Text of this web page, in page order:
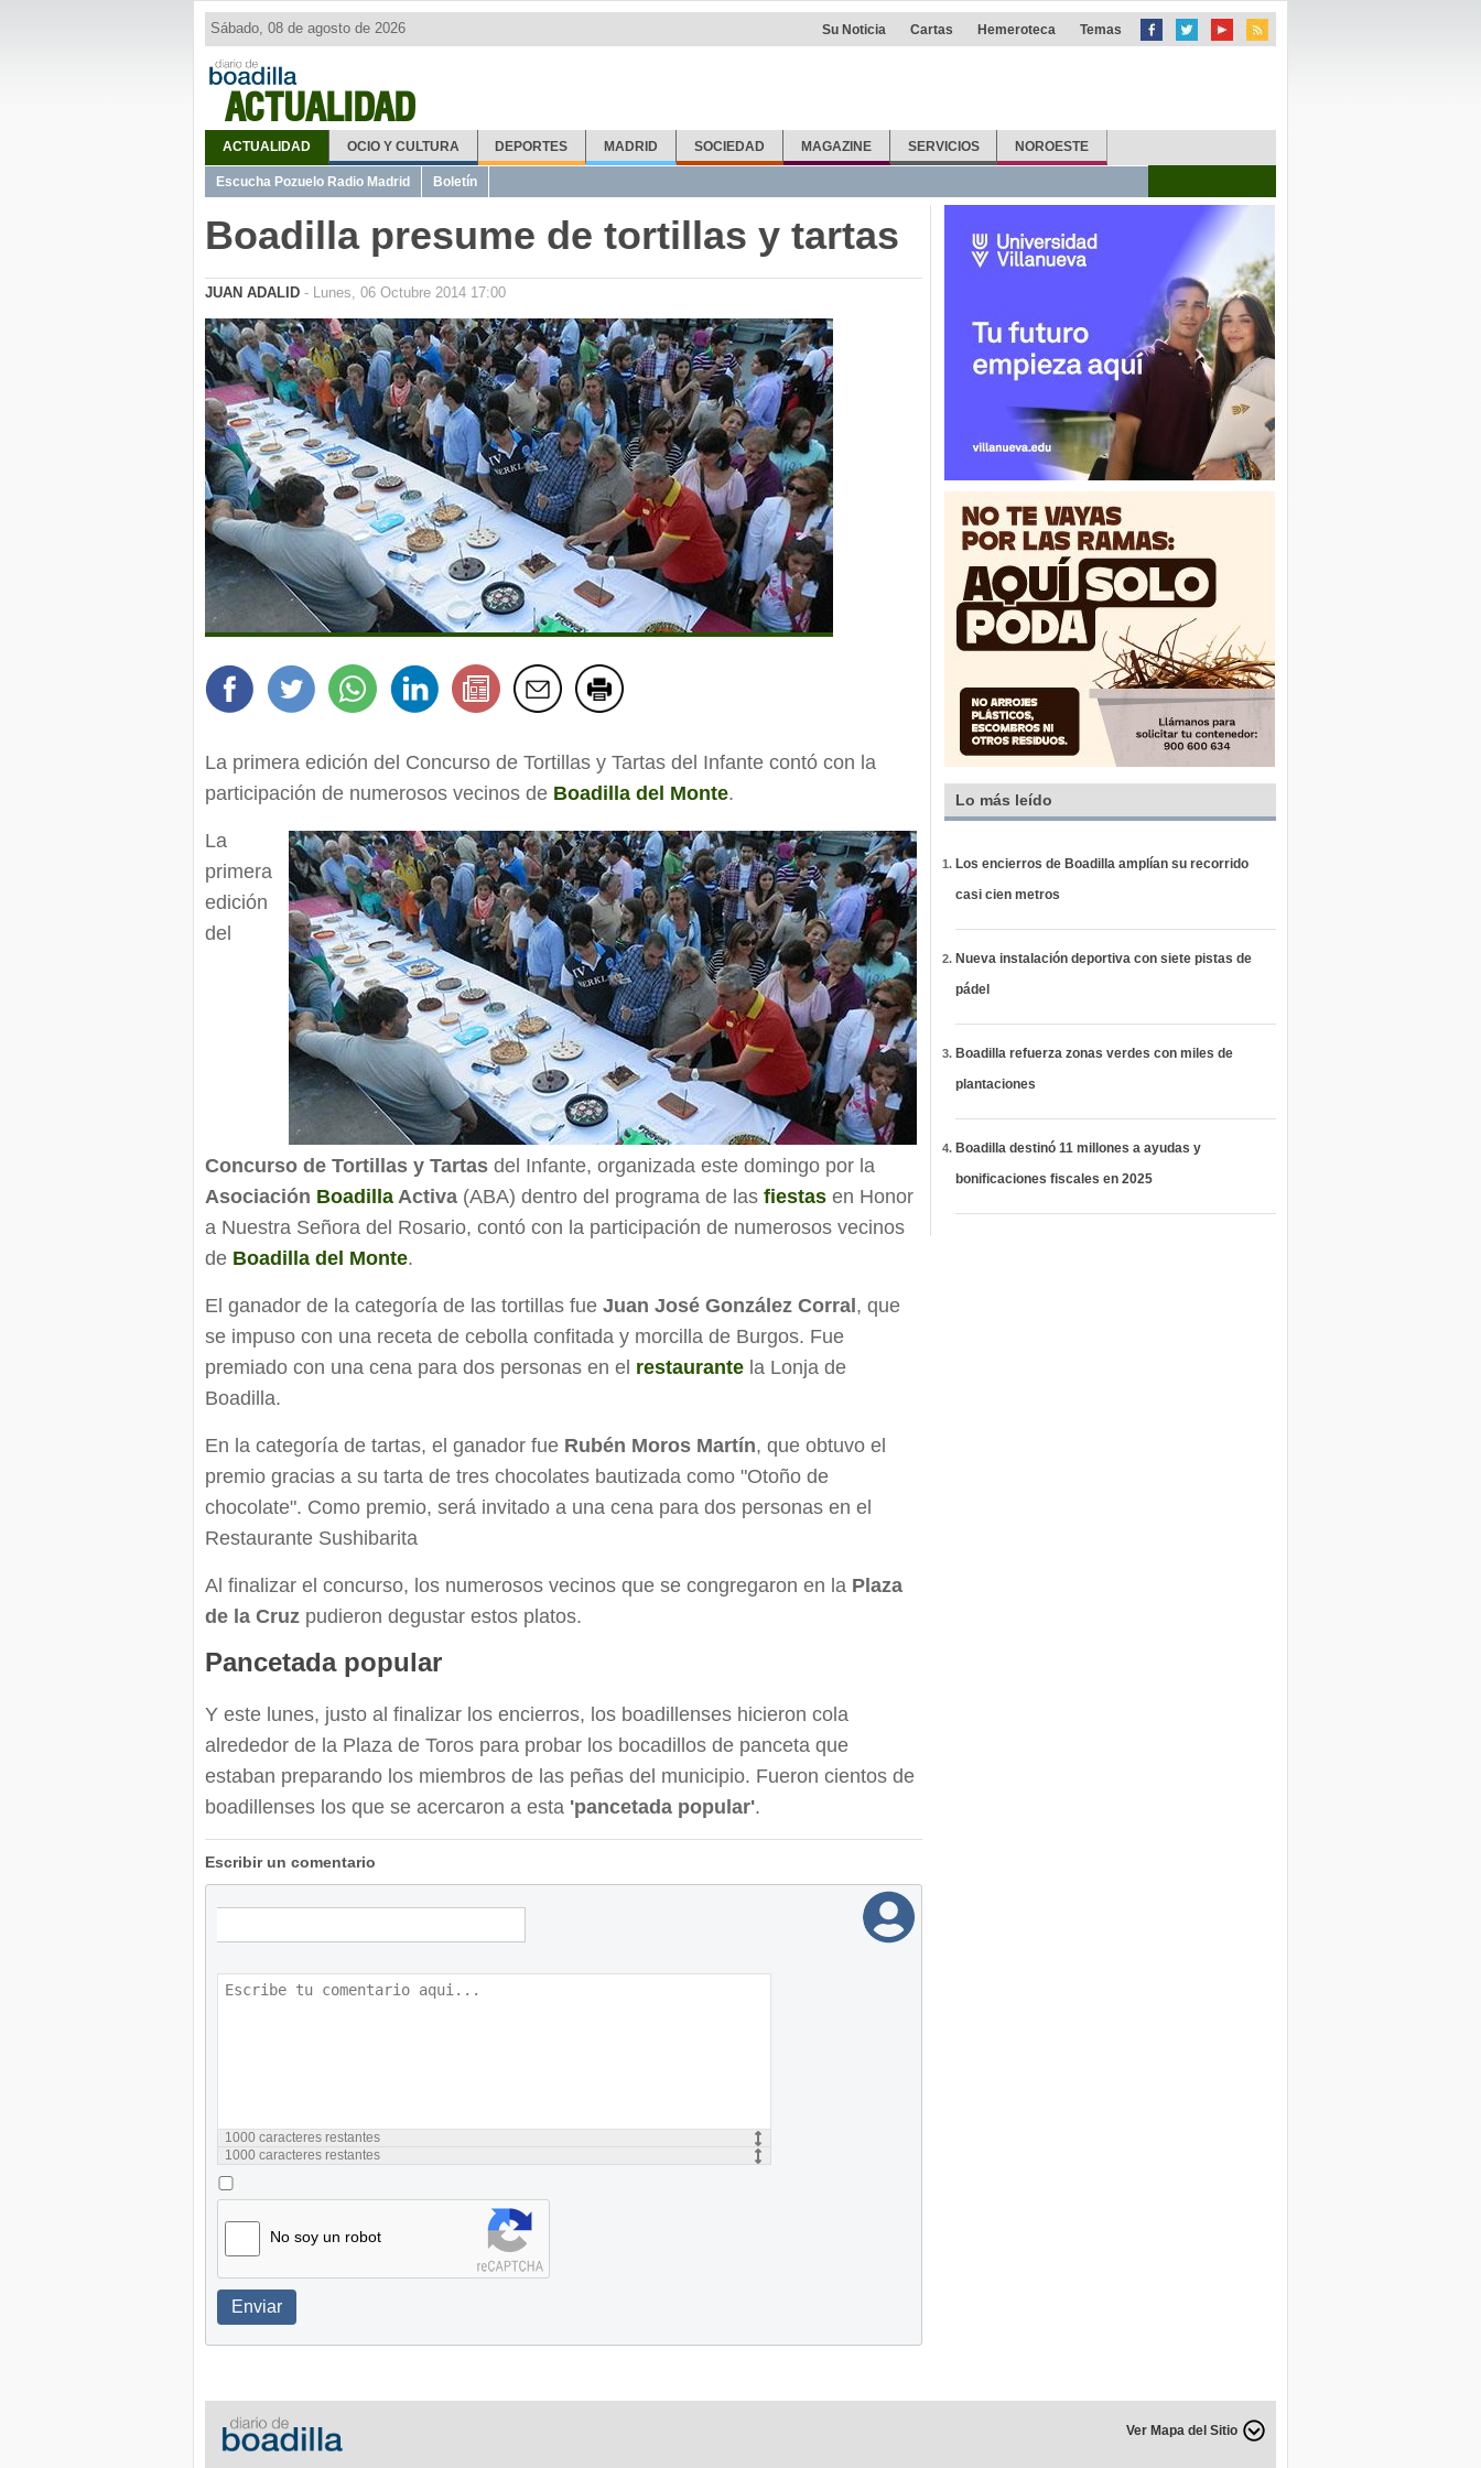
ACTUALIDAD
Sábado, 08 de agosto de 2026 Su Noticia Cartas Hemeroteca Temas
ACTUALIDAD OCIO Y CULTURA DEPORTES MADRID SOCIEDAD MAGAZINE SERVICIOS NOROESTE
Escucha Pozuelo Radio Madrid Boletín
Boadilla presume de tortillas y tartas
JUAN ADALID - Lunes, 06 Octubre 2014 17:00
La primera edición del Concurso de Tortillas y Tartas del Infante contó con la
participación de numerosos vecinos de Boadilla del Monte.
La
primera
edición
del
Concurso de Tortillas y Tartas del Infante, organizada este domingo por la
Asociación Boadilla Activa (ABA) dentro del programa de las fiestas en Honor
a Nuestra Señora del Rosario, contó con la participación de numerosos vecinos
de Boadilla del Monte.
El ganador de la categoría de las tortillas fue Juan José González Corral , que
se impuso con una receta de cebolla confitada y morcilla de Burgos. Fue
premiado con una cena para dos personas en el restaurante la Lonja de
Boadilla.
En la categoría de tartas, el ganador fue Rubén Moros Martín, que obtuvo el
premio gracias a su tarta de tres chocolates bautizada como "Otoño de
chocolate". Como premio, será invitado a una cena para dos personas en el
Restaurante Sushibarita
Al finalizar el concurso, los numerosos vecinos que se congregaron en la Plaza
de la Cruz pudieron degustar estos platos.
Pancetada popular
Y este lunes, justo al finalizar los encierros, los boadillenses hicieron cola
alrededor de la Plaza de Toros para probar los bocadillos de panceta que
estaban preparando los miembros de las peñas del municipio. Fueron cientos de
boadillenses los que se acercaron a esta 'pancetada popular'.
Escribir un comentario
1000 caracteres restantes
1000 caracteres restantes
No soy un robot
Enviar
Lo más leído
Los encierros de Boadilla amplían su recorrido
casi cien metros
Nueva instalación deportiva con siete pistas de
pádel
Boadilla refuerza zonas verdes con miles de
plantaciones
Boadilla destinó 11 millones a ayudas y
bonificaciones fiscales en 2025
Ver Mapa del Sitio